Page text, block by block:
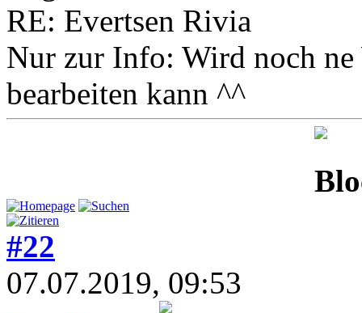
RE: Evertsen Rivia
Nur zur Info: Wird noch
bearbeiten kann ^^
#22
07.07.2019, 09:53